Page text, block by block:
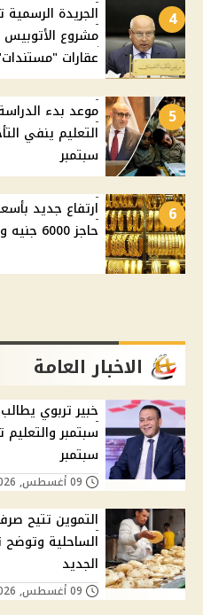
4
الجريدة الرسمية
مشروع
عقارات
5
سبتمبر
6
حاجز 6000 جنيه وسط مكاسب عالمية للمعدن
الاخبار العامة
سبتمبر
التموين تتيح
الساحلية
الجديد